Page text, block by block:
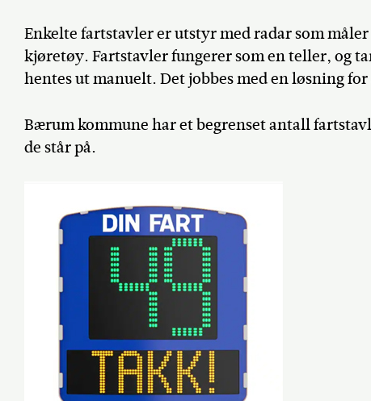
Enkelte fartstavler er utstyr med radar som
kjøretøy. Fartstavler fungerer som en teller, og
hentes ut manuelt. Det jobbes med en løsning for
Bærum kommune har et begrenset antall
de står på.